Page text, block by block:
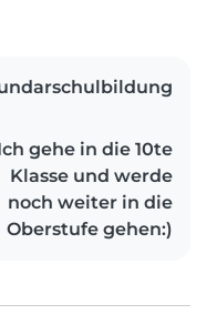
gehe in die 10te
Klasse und werde
noch weiter in die
Oberstufe gehen:)